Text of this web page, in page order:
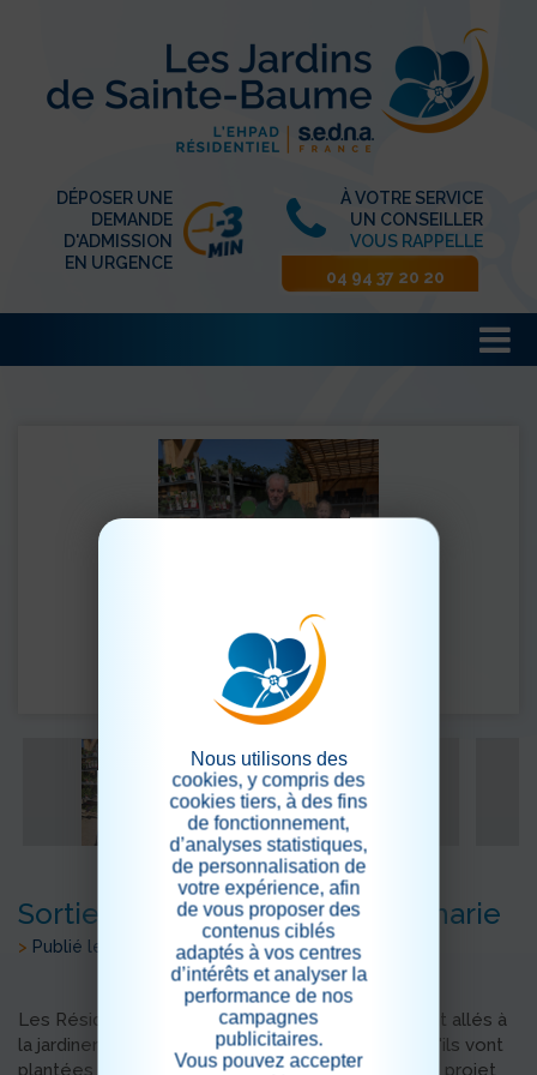
DÉPOSER UNE
DEMANDE
D'ADMISSION
EN URGENCE
À VOTRE SERVICE
UN CONSEILLER
VOUS RAPPELLE
04 94 37 20 20
Sortie à la Jardinerie de St Zacharie
> Publié le 17/04/2026
Les Résidents du secteur de l'Unité Protégé sont allés à
la jardinerie afin de choisir les plantes et fleurs qu'ils vont
plantées afin d'embellir la terrasse du secteur. Ce projet
Nous utilisons des
cookies, y compris des
cookies tiers, à des fins
de fonctionnement,
d’analyses statistiques,
de personnalisation de
votre expérience, afin
de vous proposer des
contenus ciblés
adaptés à vos centres
d’intérêts et analyser la
performance de nos
campagnes
publicitaires.
Vous pouvez accepter